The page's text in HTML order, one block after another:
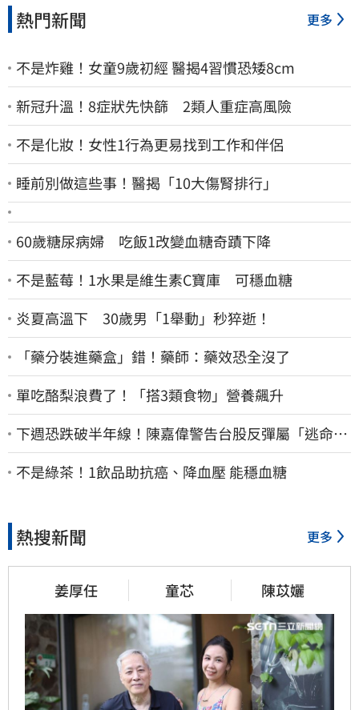
熱門新聞 更多
不是炸雞！女童9歲初經 醫揭4習慣恐矮8cm
新冠升溫！8症狀先快篩 2類人重症高風險
不是化妝！女性1行為更易找到工作和伴侶
睡前別做這些事！醫揭「10大傷腎排行」
60歲糖尿病婦 吃飯1改變血糖奇蹟下降
不是藍莓！1水果是維生素C寶庫 可穩血糖
炎夏高溫下 30歲男「1舉動」秒猝逝！
「藥分裝進藥盒」錯！藥師：藥效恐全沒了
單吃酪梨浪費了！「搭3類食物」營養飆升
下週恐跌破半年線！陳嘉偉警告台股反彈屬「逃命
波」：空頭大屠殺剛開始
不是綠茶！1飲品助抗癌、降血壓 能穩血糖
熱搜新聞 更多
姜厚任 童芯 陳苡孋